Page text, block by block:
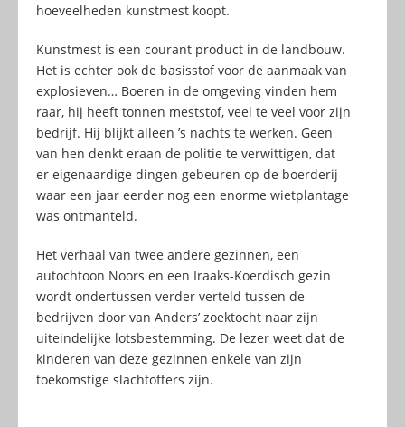
hoeveelheden kunstmest koopt.
Kunstmest is een courant product in de landbouw.
Het is echter ook de basisstof voor de aanmaak van
explosieven… Boeren in de omgeving vinden hem
raar, hij heeft tonnen meststof, veel te veel voor zijn
bedrijf. Hij blijkt alleen ’s nachts te werken. Geen
van hen denkt eraan de politie te verwittigen, dat
er eigenaardige dingen gebeuren op de boerderij
waar een jaar eerder nog een enorme wietplantage
was ontmanteld.
Het verhaal van twee andere gezinnen, een
autochtoon Noors en een Iraaks-Koerdisch gezin
wordt ondertussen verder verteld tussen de
bedrijven door van Anders’ zoektocht naar zijn
uiteindelijke lotsbestemming. De lezer weet dat de
kinderen van deze gezinnen enkele van zijn
toekomstige slachtoffers zijn.